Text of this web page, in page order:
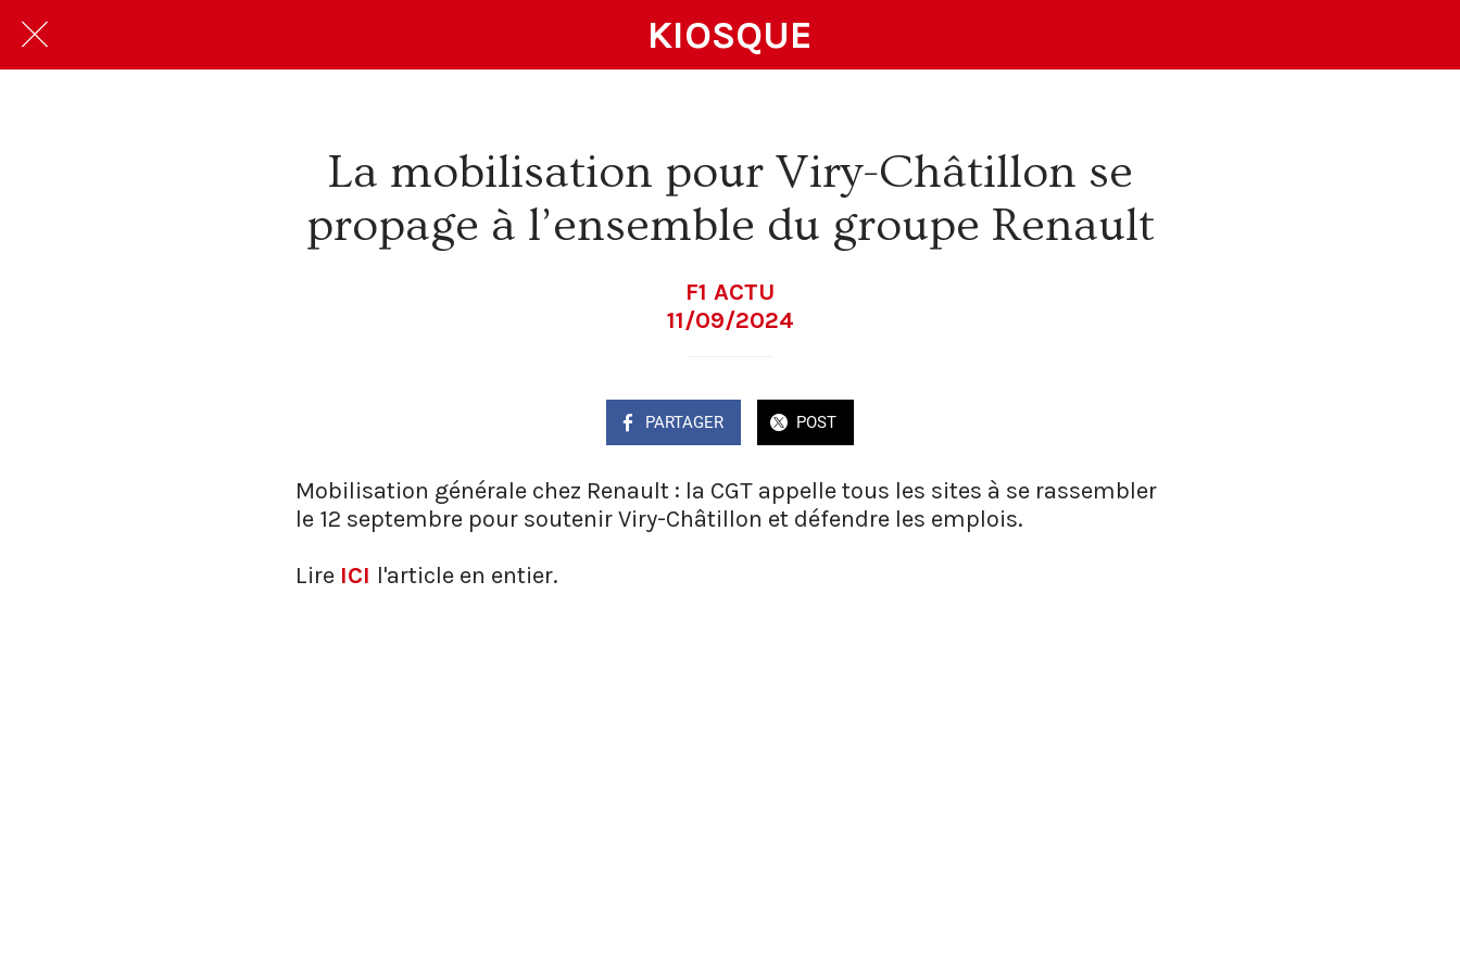
KIOSQUE
La mobilisation pour Viry-Châtillon se
propage à l’ensemble du groupe Renault
F1 ACTU
11/09/2024
PARTAGER POST
Mobilisation générale chez Renault : la CGT appelle tous les sites à se rassembler
le 12 septembre pour soutenir Viry-Châtillon et défendre les emplois.
Lire ICI l'article en entier.